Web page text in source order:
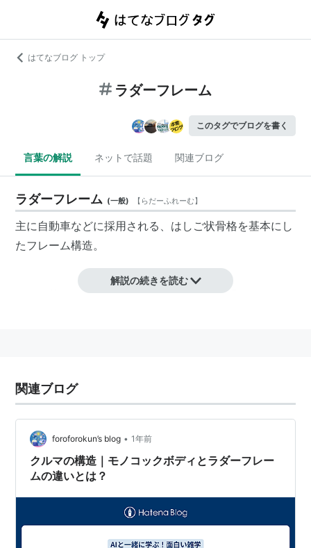
はてなブログ トップ
ラダーフレーム
このタグでブログを書く
言葉の解説 ネットで話題 関連ブログ
ラダーフレーム (一般) 【 らだーふれーむ】
主に自動車などに採用される、はしご状骨格を基本にし
たフレーム構造。
はしご状のフレームの上にエンジンと駆動系とサスペン
修理も容易なため、オフロード車両や運送車両や軍用車
して主流である。
解説の続きを読む
関連ブログ
foroforokun’s blog • 1年前
クルマの構造｜モノコックボディとラダーフレー
ムの違いとは？